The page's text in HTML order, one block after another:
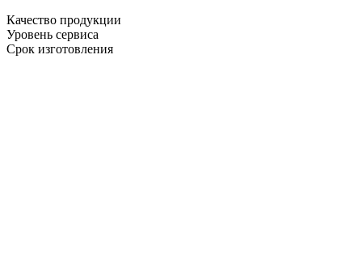
Качество продукции
Уровень сервиса
Срок изготовления